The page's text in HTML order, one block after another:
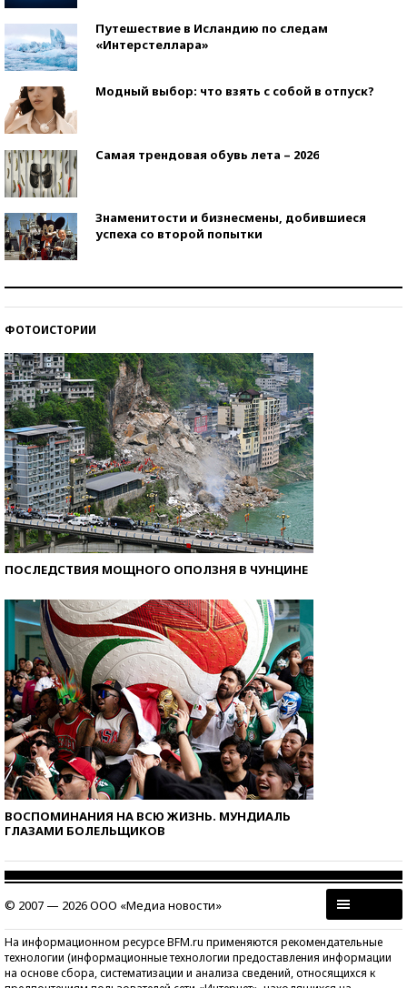
Путешествие в Исландию по следам
«Интерстеллара»
Модный выбор: что взять с собой в отпуск?
Самая трендовая обувь лета – 2026
Знаменитости и бизнесмены, добившиеся
успеха со второй попытки
ФОТОИСТОРИИ
ПОСЛЕДСТВИЯ МОЩНОГО ОПОЛЗНЯ В ЧУНЦИНЕ
ВОСПОМИНАНИЯ НА ВСЮ ЖИЗНЬ. МУНДИАЛЬ
ГЛАЗАМИ БОЛЕЛЬЩИКОВ
© 2007 — 2026 ООО «Медиа новости»
На информационном ресурсе BFM.ru применяются рекомендательные
технологии (информационные технологии предоставления информации
на основе сбора, систематизации и анализа сведений, относящихся к